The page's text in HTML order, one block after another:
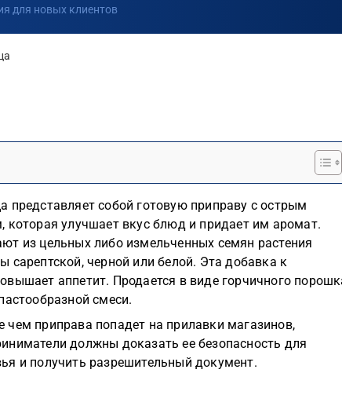
для новых клиентов
представляет собой готовую приправу с острым
которая улучшает вкус блюд и придает им аромат.
из цельных либо измельченных семян растения
сарептской, черной или белой. Эта добавка к
аппетит. Продается в виде горчичного
смеси.
чем приправа попадет на прилавки магазинов,
должны доказать ее безопасность для
и получить разрешительный документ.